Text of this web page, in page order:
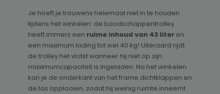
Je hoeft je trouwens helemaal niet in te houden
tijdens het winkelen: de boodschappentrolley
heeft immers een ruime inhoud van 43 liter en
een maximum lading tot wel 40 kg! Uiteraard rijdt
de trolley het vlotst wanneer hij niet op zijn
maximumcapaciteit is ingeladen. Na het winkelen
kan je de onderkant van het frame dichtklappen en
de tas opplooien, zodat hij weinig ruimte inneemt